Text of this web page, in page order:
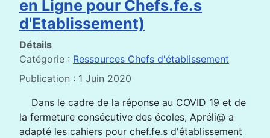
en Ligne pour Chefs.fe.s
d'Etablissement)
Détails
Catégorie : Ressources Chefs d'établissement
Publication : 1 Juin 2020
Dans le cadre de la réponse au COVID 19 et de
la fermeture consécutive des écoles, Apréli@ a
adapté les cahiers pour chef.fe.s d'établissement